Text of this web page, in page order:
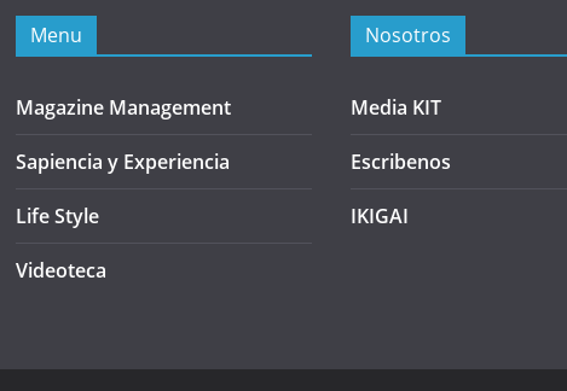
Menu
Magazine Management
Sapiencia y Experiencia
Life Style
Videoteca
Nosotros
Media KIT
Escribenos
IKIGAI